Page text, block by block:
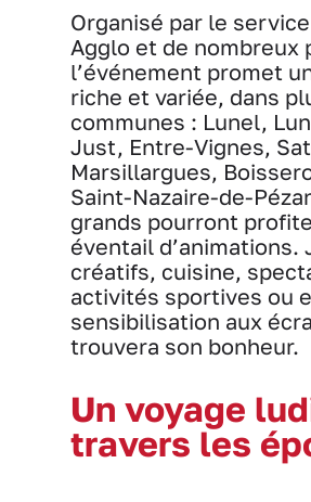
Organisé par le
Agglo et de nombreux
l’événement promet
riche et variée, dans
communes : Lunel,
Just, Entre-Vignes,
Marsillargues,
Saint-Nazaire-de-
grands pourront
éventail d’animations.
créatifs, cuisine,
activités sportives ou
sensibilisation aux
trouvera son bonheur.
Un voyage
travers les